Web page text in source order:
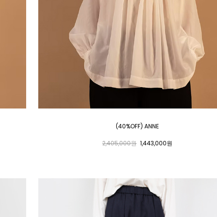
(40%OFF) ANNE
2,405,000원 1,443,000원